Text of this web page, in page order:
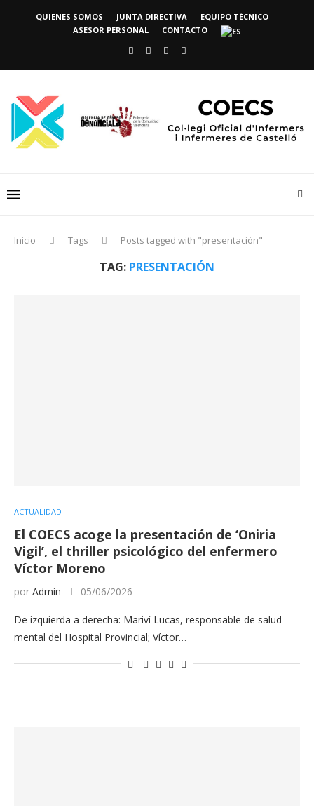
QUIENES SOMOS JUNTA DIRECTIVA
EQUIPO TÉCNICO
ASESOR PERSONAL
CONTACTO
Inicio Tags Posts tagged with "presentación"
TAG: PRESENTACIÓN
ACTUALIDAD
El COECS acoge la presentación de ‘Oniria
Vigil’, el thriller psicológico del enfermero
Víctor Moreno
por Admin 05/06/2026
De izquierda a derecha: Mariví Lucas, responsable de salud
mental del Hospital Provincial; Víctor…